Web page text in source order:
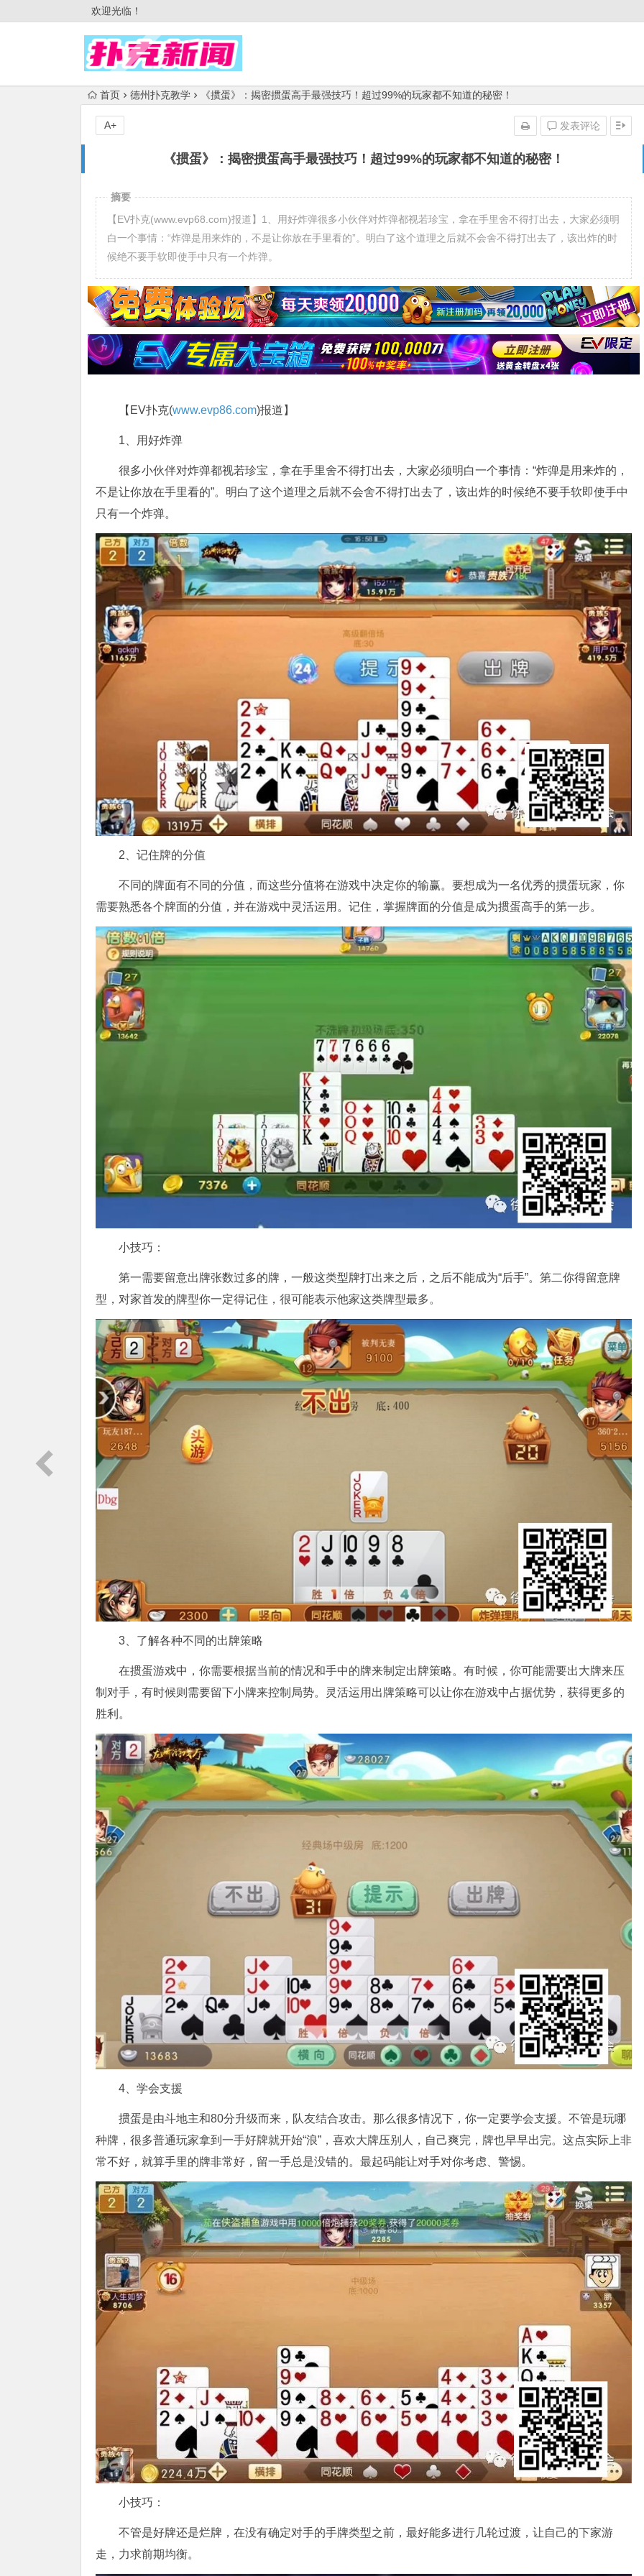
欢迎光临！
首页 德州扑克教学 《掼蛋》：揭密掼蛋高手最强技巧！超过99%的玩家都不知道的秘密！
《掼蛋》：揭密掼蛋高手最强技巧！超过99%的玩家都不知道的秘密！
发表评论
A+
摘要
【EV扑克(www.evp68.com)报道】1、用好炸弹很多小伙伴对炸弹都视若珍宝，拿在手里舍不得打出去，大家必须明
白一个事情：“炸弹是用来炸的，不是让你放在手里看的”。明白了这个道理之后就不会舍不得打出去了，该出炸的时
候绝不要手软即使手中只有一个炸弹。
【EV扑克(www.evp86.com)报道】
1、用好炸弹
很多小伙伴对炸弹都视若珍宝，拿在手里舍不得打出去，大家必须明白一个事情：“炸弹是用来炸的，
不是让你放在手里看的”。明白了这个道理之后就不会舍不得打出去了，该出炸的时候绝不要手软即使手中
只有一个炸弹。
2、记住牌的分值
不同的牌面有不同的分值，而这些分值将在游戏中决定你的输赢。要想成为一名优秀的掼蛋玩家，你
需要熟悉各个牌面的分值，并在游戏中灵活运用。记住，掌握牌面的分值是成为掼蛋高手的第一步。
小技巧：
第一需要留意出牌张数过多的牌，一般这类型牌打出来之后，之后不能成为“后手”。第二你得留意牌
型，对家首发的牌型你一定得记住，很可能表示他家这类牌型最多。
3、了解各种不同的出牌策略
在掼蛋游戏中，你需要根据当前的情况和手中的牌来制定出牌策略。有时候，你可能需要出大牌来压
制对手，有时候则需要留下小牌来控制局势。灵活运用出牌策略可以让你在游戏中占据优势，获得更多的
胜利。
4、学会支援
掼蛋是由斗地主和80分升级而来，队友结合攻击。那么很多情况下，你一定要学会支援。不管是玩哪
种牌，很多普通玩家拿到一手好牌就开始“浪”，喜欢大牌压别人，自己爽完，牌也早早出完。这点实际上非
常不好，就算手里的牌非常好，留一手总是没错的。最起码能让对手对你考虑、警惕。
小技巧：
不管是好牌还是烂牌，在没有确定对手的手牌类型之前，最好能多进行几轮过渡，让自己的下家游
走，力求前期均衡。